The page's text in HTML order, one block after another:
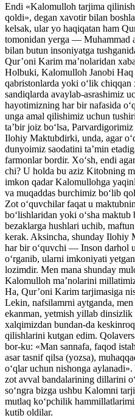
Endi «Kalomulloh tarjima
qoldi», degan xavotir bilan
kelsak, ular yo haqiqatan ham
tomonidan yerga — Muhammad
bilan butun insoniyatga
Qur’oni Karim ma’nolaridan
Holbuki, Kalomulloh Janobi
qabristonlarda yoki o‘lik
sandiqlarda avaylab-asrashimiz
hayotimizning har bir nafasida
unga amal qilishimiz uchun
ta’bir joiz bo‘lsa,
Ilohiy Maktubdirki, unda, agar
dunyoimiz saodatini ta’min
farmonlar bordir. Xo‘sh, endi
chi? U holda bu aziz Kitobning
imkon qadar Kalomullohga
va muqaddas burchimiz bo‘lib
Zot o‘quvchilar faqat u
bo‘lishlaridan yoki o‘sha
bezaklarga hushlari uchib,
kerak. Aksincha, shunday Ilohiy
har bir o‘quvchi — Inson darhol
o‘rganib, ularni imkoniyati
lozimdir. Men mana shunday
Kalomulloh ma’nolarini
Ha, Qur’oni Karim tarjimasiga
Lekin, nafsilamrni aytganda,
ekanman, yetmish yillab dinsizlik
xalqimizdan bundan-da
qilishlarini kutgan edim.
bor-ku: «Man sannafa, faqod
asar tasnif qilsa (yozsa),
o‘qlar uchun nishonga
zot avval bandalarining dillarini
so‘ngra bizga ushbu Kalomni
mutlaq ko‘pchilik
kutib oldilar.